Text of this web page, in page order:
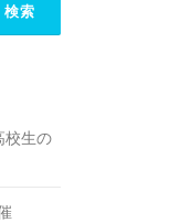
校生の